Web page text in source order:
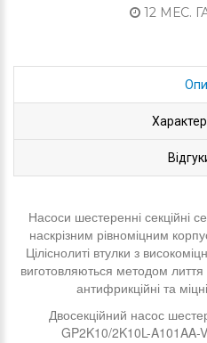
12 МЕС.
Насоси шестеренні секційні
наскрізним рівноміцним
Ціліснолиті втулки з
виготовляються методом лиття
антифрикційні та
Двосекційний насос
GP2K10/2K10L-A101AA-